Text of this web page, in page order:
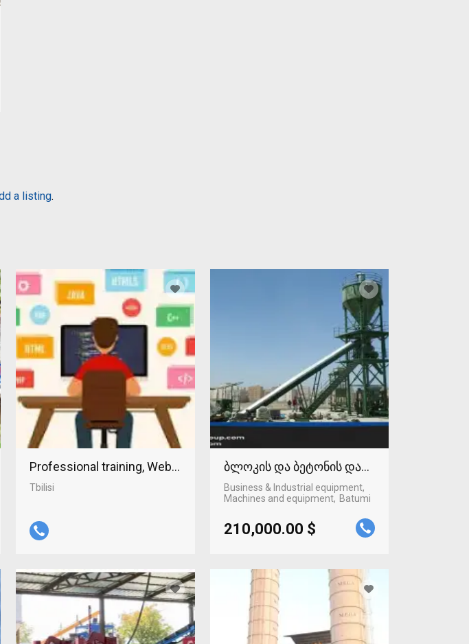
a listing.
598-37-96-93
Professional training, Web technologies
Tbilisi
ბლოკის და ბეტონის დანადგარი
Business & Industrial equipment,
Machines and equipment
Batumi
210,000.00 $